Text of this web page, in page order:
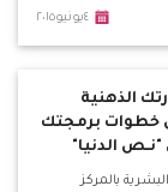
٤يونيو٢٠١٥
الذهنية
خطوات برمجتك
الدنيا"
بالمركز